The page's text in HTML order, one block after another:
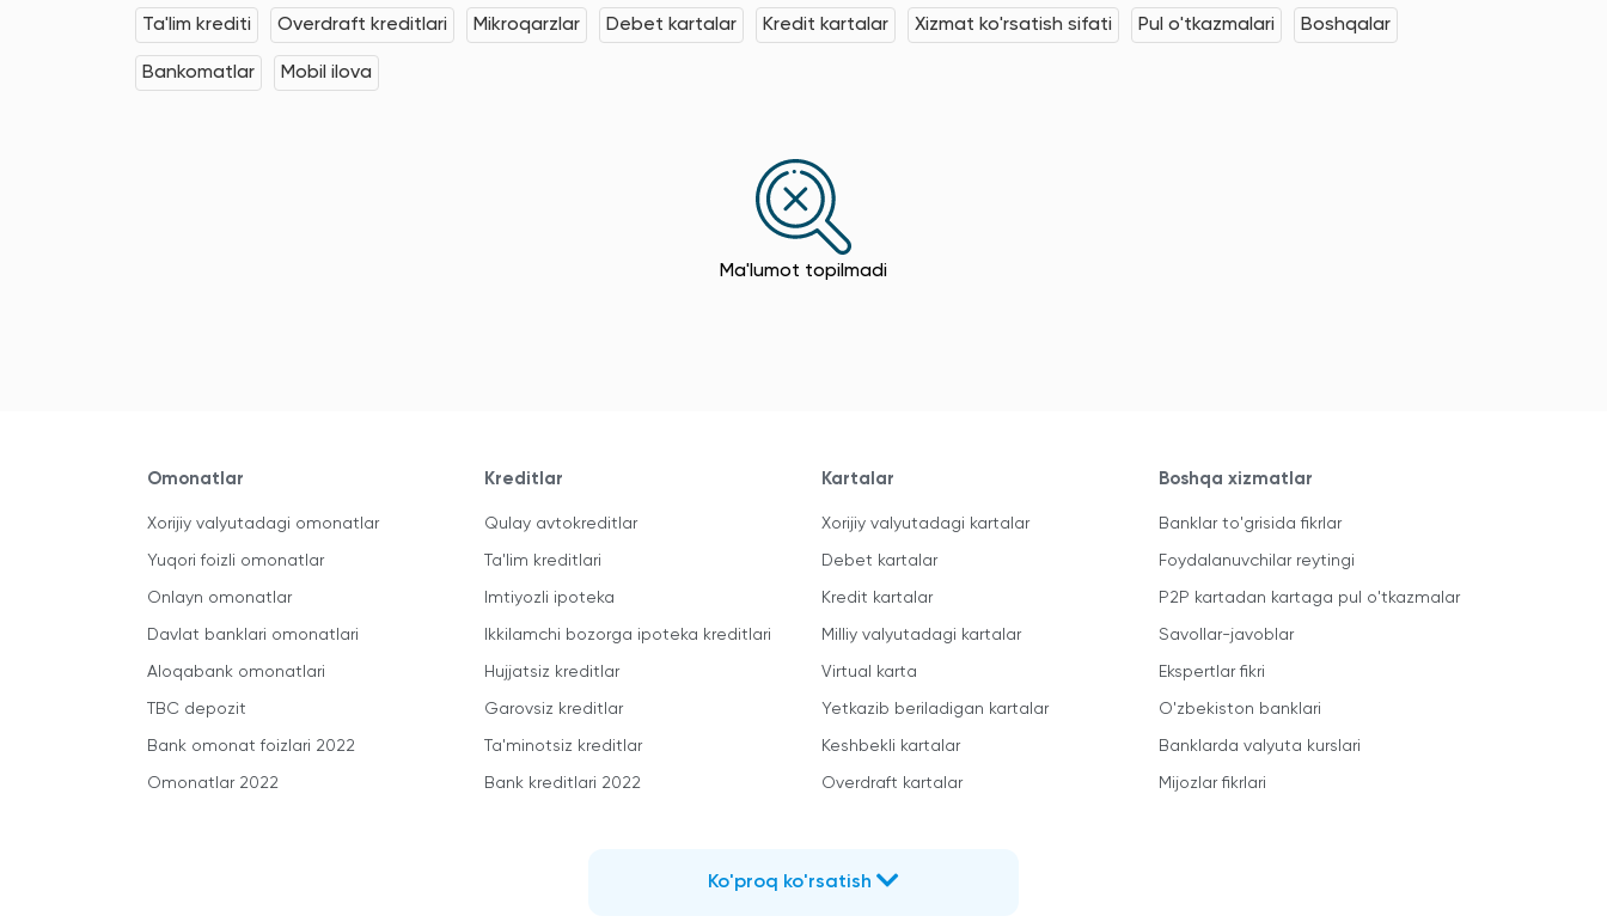
Ta'lim krediti Overdraft kreditlari Mikroqarzlar Debet kartalar Kredit kartalar Xizmat ko'rsatish sifati Pul o'tkazmalari Boshqalar
Bankomatlar Mobil ilova
Ma'lumot topilmadi
Omonatlar
Xorijiy valyutadagi omonatlar
Yuqori foizli omonatlar
Onlayn omonatlar
Davlat banklari omonatlari
Aloqabank omonatlari
TBC depozit
Bank omonat foizlari 2022
Omonatlar 2022
Kreditlar
Qulay avtokreditlar
Ta'lim kreditlari
Imtiyozli ipoteka
Ikkilamchi bozorga ipoteka kreditlari
Hujjatsiz kreditlar
Garovsiz kreditlar
Ta'minotsiz kreditlar
Bank kreditlari 2022
Kartalar
Xorijiy valyutadagi kartalar
Debet kartalar
Kredit kartalar
Milliy valyutadagi kartalar
Virtual karta
Yetkazib beriladigan kartalar
Keshbekli kartalar
Overdraft kartalar
Boshqa xizmatlar
Banklar to'grisida fikrlar
Foydalanuvchilar reytingi
P2P kartadan kartaga pul o'tkazmalar
Savollar-javoblar
Ekspertlar fikri
O'zbekiston banklari
Banklarda valyuta kurslari
Mijozlar fikrlari
Ko'proq ko'rsatish